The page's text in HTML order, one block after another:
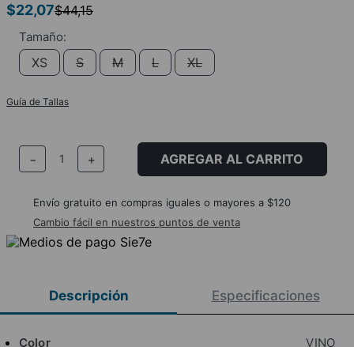
$22,07$44,15
XS S M L XL
Guía de Tallas
＋
－ AGREGAR AL CARRITO
Envío gratuito en compras iguales o mayores a $120
Cambio fácil en nuestros puntos de venta
Descripción Especificaciones
Color VINO